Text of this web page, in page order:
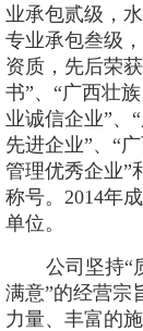
业承包贰级，
专业承包叁级
资质，先后荣获
书”、“广西壮
业诚信企业”、
先进企业”、“
管理优秀企业”
称号。2014年
单位。
公司坚持“
满意”的经营宗
力量、丰富的